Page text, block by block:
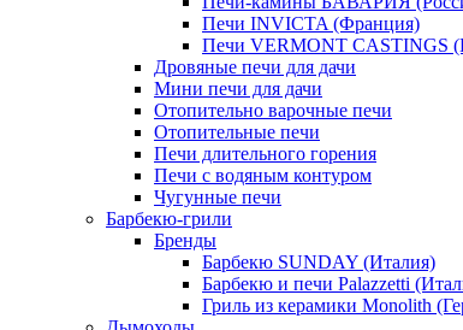
Печи INVICTA (Франция)
Печи VERMONT CASTINGS
Дровяные печи для дачи
Мини печи для дачи
Отопительно варочные печи
Отопительные печи
Печи длительного горения
Печи с водяным контуром
Чугунные печи
Барбекю-грили
Бренды
Барбекю SUNDAY (Италия)
Барбекю и печи Palazzetti
Гриль из керамики Monolith